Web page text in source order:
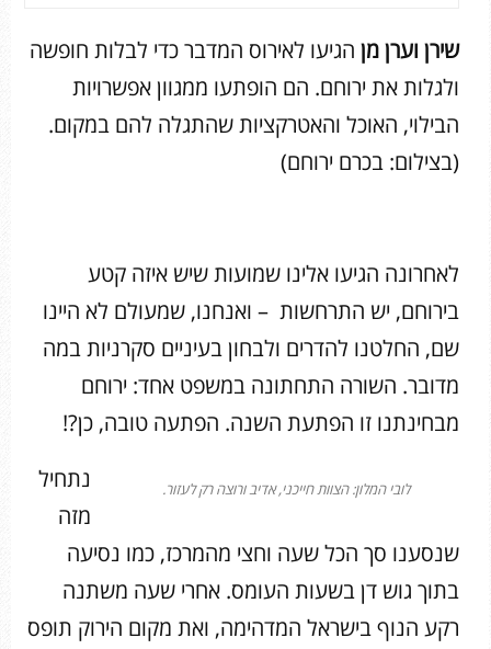
שירן וערן מן הגיעו לאירוס המדבר כדי לבלות חופשה
ולגלות את ירוחם. הם הופתעו ממגוון אפשרויות
הבילוי, האוכל והאטרקציות שהתגלה להם במקום.
(בצילום: בכרם ירוחם)
לאחרונה הגיעו אלינו שמועות שיש איזה קטע
בירוחם, יש התרחשות – ואנחנו, שמעולם לא היינו
שם, החלטנו להדרים ולבחון בעיניים סקרניות במה
מדובר. השורה התחתונה במשפט אחד: ירוחם
מבחינתנו זו הפתעת השנה. הפתעה טובה, כן?!
לובי המלון: הצוות חייכני, אדיב ורוצה רק לעזור.
נתחיל
מזה
שנסענו סך הכל שעה וחצי מהמרכז, כמו נסיעה
בתוך גוש דן בשעות העומס. אחרי שעה משתנה
רקע הנוף בישראל המדהימה, ואת מקום הירוק תופס